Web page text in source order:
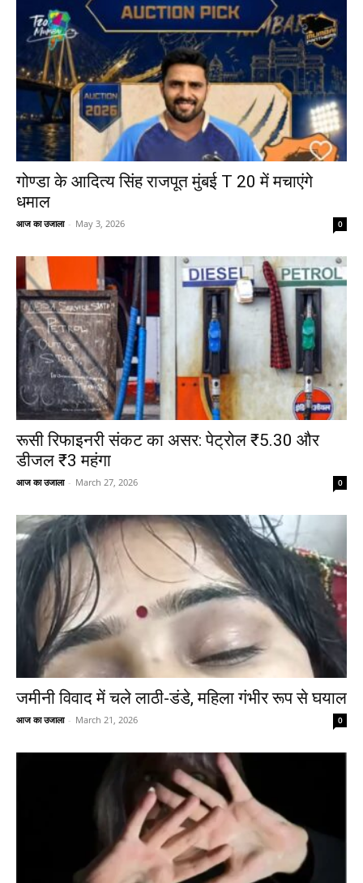
गोण्डा के आदित्य सिंह राजपूत मुंबई T 20 में मचाएंगे
धमाल
आज का उजाला - May 3, 2026 0
रूसी रिफाइनरी संकट का असर: पेट्रोल ₹5.30 और
डीजल ₹3 महंगा
आज का उजाला - March 27, 2026 0
जमीनी विवाद में चले लाठी-डंडे, महिला गंभीर रूप से घयाल
आज का उजाला - March 21, 2026 0